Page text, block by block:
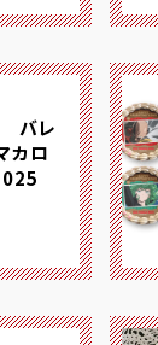
バレ
カロ